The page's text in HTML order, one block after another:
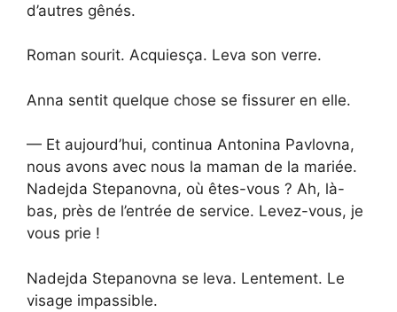
d’autres gênés.
Roman sourit. Acquiesça. Leva son verre.
Anna sentit quelque chose se fissurer en elle.
— Et aujourd’hui, continua Antonina Pavlovna,
nous avons avec nous la maman de la mariée.
Nadejda Stepanovna, où êtes-vous ? Ah, là-
bas, près de l’entrée de service. Levez-vous, je
vous prie !
Nadejda Stepanovna se leva. Lentement. Le
visage impassible.